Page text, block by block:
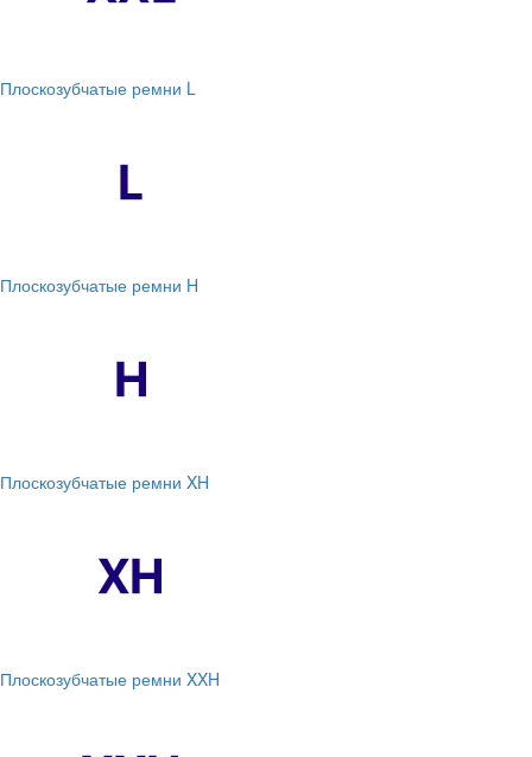
Плоскозубчатые ремни L
Плоскозубчатые ремни H
Плоскозубчатые ремни XH
Плоскозубчатые ремни XXH